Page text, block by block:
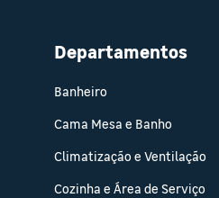
Departamentos
Banheiro
Cama Mesa e Banho
Climatização e Ventilação
Cozinha e Área de Serviço